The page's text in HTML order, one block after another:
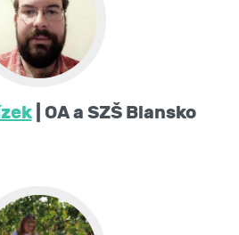
| OA a SZŠ Blansko